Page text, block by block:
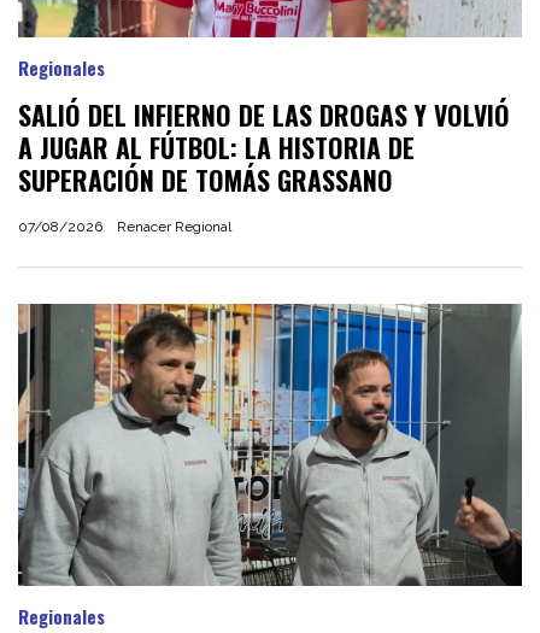
SALIÓ DEL INFIERNO DE LAS DROGAS Y VOLVIÓ
A JUGAR AL FÚTBOL: LA HISTORIA DE
SUPERACIÓN DE TOMÁS GRASSANO
Renacer Regional
Regionales
07/08/2026
Regionales